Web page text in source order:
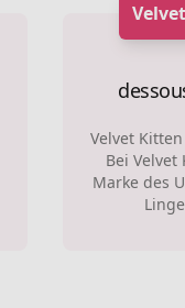
Velvet
Bei
Marke des